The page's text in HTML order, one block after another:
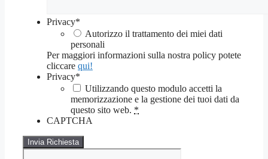
Privacy*
Autorizzo il trattamento dei miei dati
personali
Per maggiori informazioni sulla nostra policy potete
cliccare qui!
Privacy*
Utilizzando questo modulo accetti la
memorizzazione e la gestione dei tuoi dati da
questo sito web. *
CAPTCHA